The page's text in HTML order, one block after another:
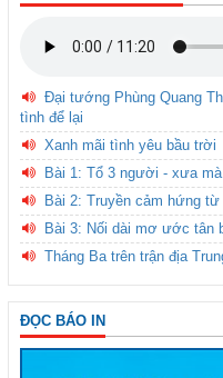
Đại tướng Phùng Quang
tình để lại
Xanh mãi tình yêu bầu trời
Bài 1: Tổ 3 người - xưa
Bài 2: Truyền cảm hứng
Bài 3: Nối dài mơ ước tân
Tháng Ba trên trận địa
ĐỌC BÁO IN